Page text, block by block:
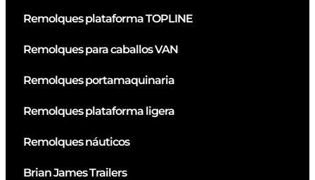
Remolques plataforma TOPLINE
Remolques para caballos VAN
Remolques portamaquinaria
Remolques plataforma ligera
Remolques náuticos
Brian James Trailers